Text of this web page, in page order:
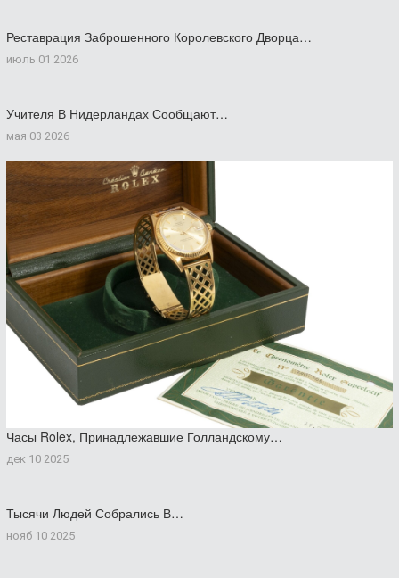
Реставрация Заброшенного Королевского Дворца…
июль 01 2026
Учителя В Нидерландах Сообщают…
мая 03 2026
Часы Rolex, Принадлежавшие Голландскому…
дек 10 2025
Тысячи Людей Собрались В…
нояб 10 2025